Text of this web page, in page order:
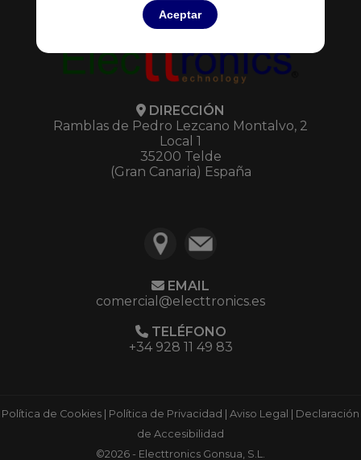
Aceptar
DIRECCIÓN
Ramblas de Pedro Lezcano Montalvo, 2
Local 1
35200 Telde
(Gran Canaria) España
EMAIL
comercial@electtronics.es
TELÉFONO
+34 928 11 49 83
Política de Cookies Política de Privacidad Aviso Legal
Declaración
de Accesibilidad
©2026 - Electtronics Gonsua, S.L.